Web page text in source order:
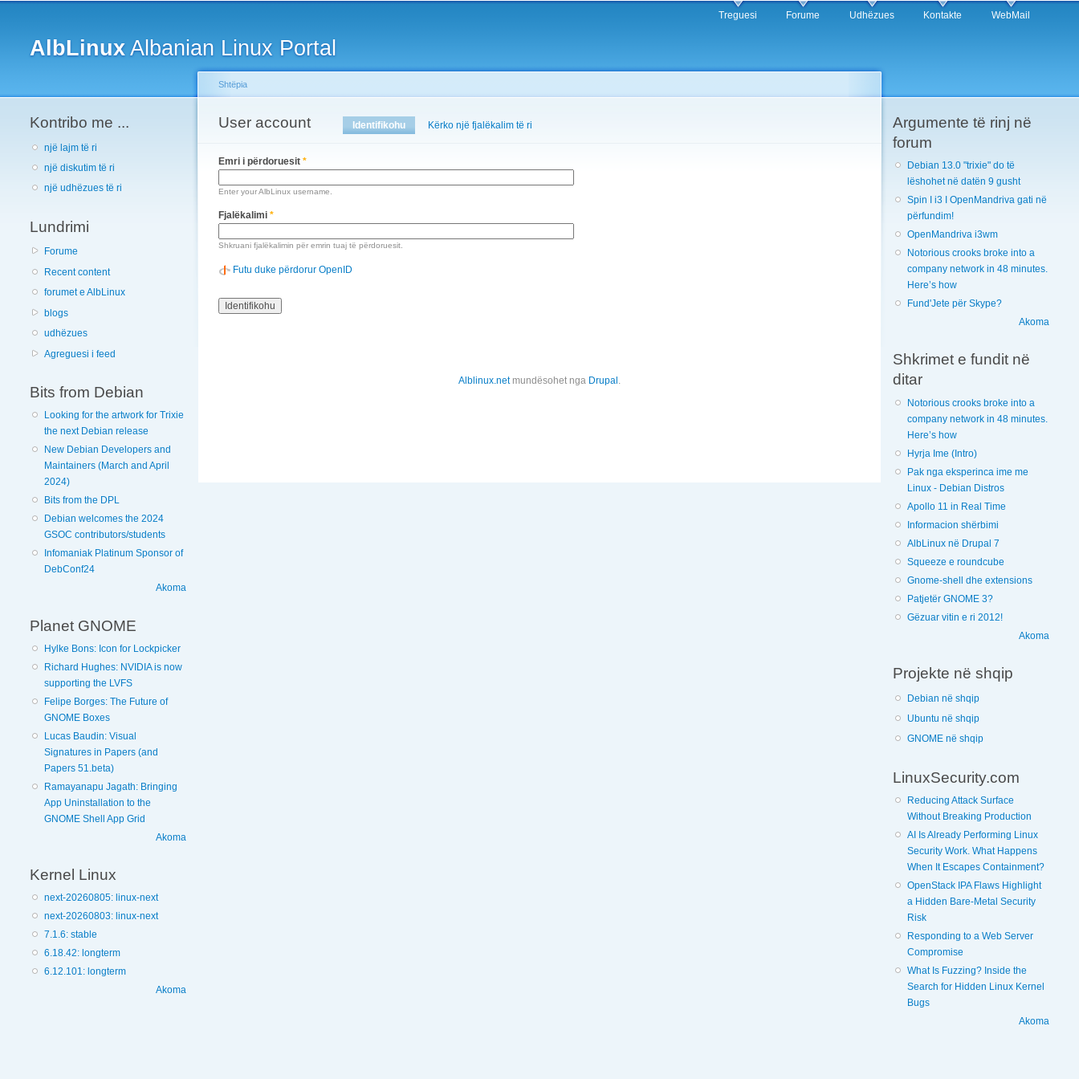
AlbLinuxAlbanian Linux Portal
Treguesi Forume Udhëzues Kontakte WebMail
Kontribo me ...
një lajm të ri
një diskutim të ri
një udhëzues të ri
Lundrimi
Forume
Recent content
forumet e AlbLinux
blogs
udhëzues
Agreguesi i feed
Bits from Debian
Looking for the artwork for Trixie
the next Debian release
New Debian Developers and
Maintainers (March and April
2024)
Bits from the DPL
Debian welcomes the 2024
GSOC contributors/students
Infomaniak Platinum Sponsor of
DebConf24
Akoma
Planet GNOME
Hylke Bons: Icon for Lockpicker
Richard Hughes: NVIDIA is now
supporting the LVFS
Felipe Borges: The Future of
GNOME Boxes
Lucas Baudin: Visual
Signatures in Papers (and
Papers 51.beta)
Ramayanapu Jagath: Bringing
App Uninstallation to the
GNOME Shell App Grid
Akoma
Kernel Linux
next-20260805: linux-next
next-20260803: linux-next
7.1.6: stable
6.18.42: longterm
6.12.101: longterm
Akoma
You are here
Shtëpia
User account
Primary tabs Identifikohu (active tab)
Kërko një fjalëkalim të ri
Emri i përdoruesit *
Enter your AlbLinux username.
Fjalëkalimi *
Shkruani fjalëkalimin për emrin tuaj të përdoruesit.
Futu duke përdorur OpenID
Alblinux.netmundësohet nga Drupal .
Argumente të rinj në
forum
Debian 13.0 "trixie" do të
lëshohet në datën 9 gusht
Spin I i3 I OpenMandriva gati në
përfundim!
OpenMandriva i3wm
Notorious crooks broke into a
company network in 48 minutes.
Here’s how
Fund'Jete për Skype?
Akoma
Shkrimet e fundit në
ditar
Notorious crooks broke into a
company network in 48 minutes.
Here’s how
Hyrja Ime (Intro)
Pak nga eksperinca ime me
Linux - Debian Distros
Apollo 11 in Real Time
Informacion shërbimi
AlbLinux në Drupal 7
Squeeze e roundcube
Gnome-shell dhe extensions
Patjetër GNOME 3?
Gëzuar vitin e ri 2012!
Akoma
Projekte në shqip
Debian në shqip
Ubuntu në shqip
GNOME në shqip
LinuxSecurity.com
Reducing Attack Surface
Without Breaking Production
AI Is Already Performing Linux
Security Work. What Happens
When It Escapes Containment?
OpenStack IPA Flaws Highlight
a Hidden Bare-Metal Security
Risk
Responding to a Web Server
Compromise
What Is Fuzzing? Inside the
Search for Hidden Linux Kernel
Bugs
Akoma